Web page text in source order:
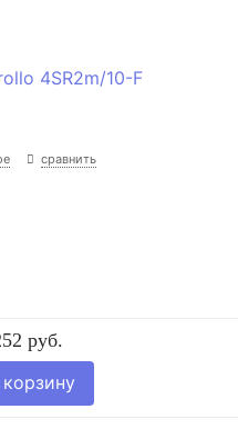
сравнить
руб.